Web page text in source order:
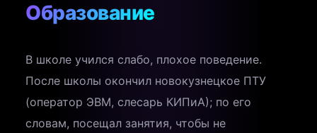
Образование
В школе учился слабо, плохое поведение.
После школы окончил новокузнецкое ПТУ
(оператор ЭВМ, слесарь КИПиА); по его
словам, посещал занятия, чтобы не